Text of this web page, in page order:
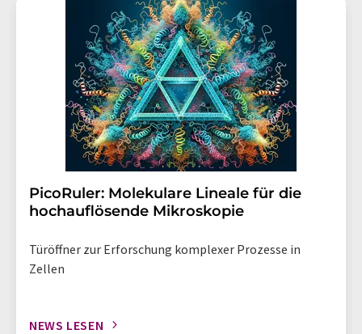
PicoRuler: Molekulare Lineale für die
hochauflösende Mikroskopie
Türöffner zur Erforschung komplexer Prozesse in
Zellen
NEWS LESEN